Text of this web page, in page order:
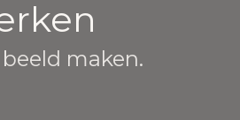
maken.